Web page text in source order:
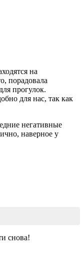
на
порадовала
прогулок.
для нас, так как
негативные
наверное у
снова!